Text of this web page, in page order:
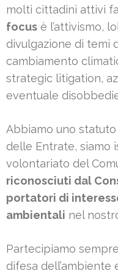
molti cittadini attivi
focus è l’attivismo,
divulgazione di temi
cambiamento
strategic litigation,
eventuale
Abbiamo uno statuto
delle Entrate, siamo
volontariato del
riconosciuti dal
portatori di
ambientali nel
Partecipiamo
difesa